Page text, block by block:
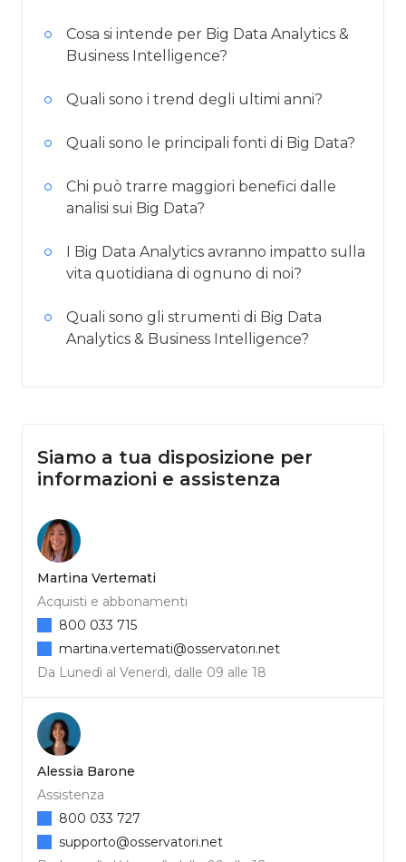
Cosa si intende per Big Data Analytics &
Business Intelligence?
Quali sono i trend degli ultimi anni?
Quali sono le principali fonti di Big Data?
Chi può trarre maggiori benefici dalle
analisi sui Big Data?
I Big Data Analytics avranno impatto sulla
vita quotidiana di ognuno di noi?
Quali sono gli strumenti di Big Data
Analytics & Business Intelligence?
Siamo a tua disposizione per
informazioni e assistenza
Martina Vertemati
Acquisti e abbonamenti
Da Lunedì al Venerdì, dalle 09 alle 18
800 033 715
martina.vertemati@osservatori.net
Alessia Barone
Assistenza
800 033 727
supporto@osservatori.net